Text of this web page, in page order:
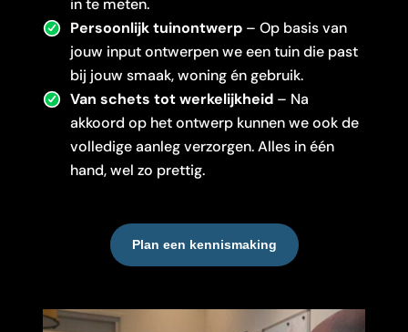
in te meten.
Persoonlijk tuinontwerp – Op basis van
jouw input ontwerpen we een tuin die past
bij jouw smaak, woning én gebruik.
Van schets tot werkelijkheid – Na
akkoord op het ontwerp kunnen we ook de
volledige aanleg verzorgen. Alles in één
hand, wel zo prettig.
Plan een kennismaking